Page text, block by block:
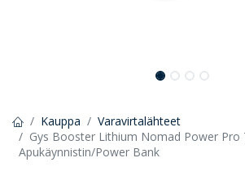
Kauppa
Varavirtalähteet
Gys Booster Lithium Nomad Power Pro
Apukäynnistin/Power Bank